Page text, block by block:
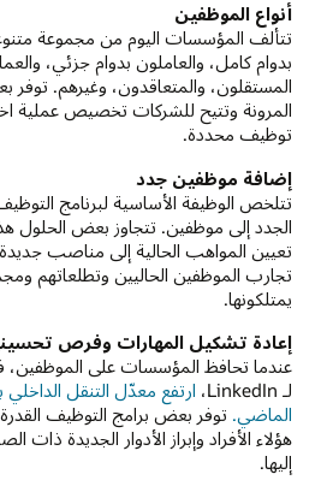
أنواع الموظفين
تتألف المؤسسات اليوم من مجموعة
بدوام كامل، والعاملون بدوام جزئي،
المستقلون، والمتعاقدون، وغيرهم. توفر
المرونة وتتيح للشركات تخصيص عملية
توظيف محددة.
إضافة موظفين جدد
تتلخص الوظيفة الأساسية لبرنامج
الجدد إلى موظفين. تتجاوز بعض الحلول
تعيين المواهب الحالية إلى مناصب
تجارب الموظفين الحاليين وتطلعاتهم
يمتلكونها.
إعادة تشكيل المهارات وفرص
عندما تحافظ المؤسسات على الموظفين،
لـ LinkedIn، ‏
الماضي. توفر بعض برامج التوظيف
هؤلاء الأفراد وإبراز الأدوار الجديدة ذات
إليها.